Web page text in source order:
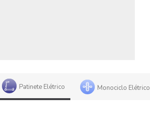
Patinete Elétrico Monociclo Elétrico